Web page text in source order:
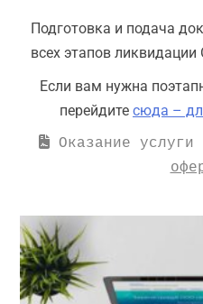
Подготовка и подача
всех этапов
Если вам нужна
перейдите сюда –
Оказание услуги